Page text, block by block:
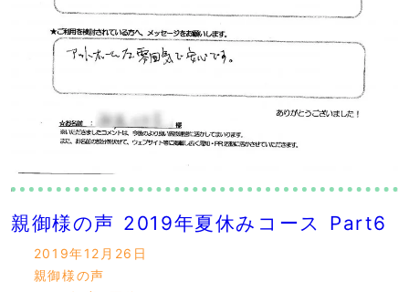
親御様の声 2019年夏休みコース Part6
2019年12月26日
親御様の声